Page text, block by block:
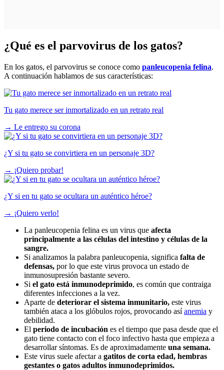
¿Qué es el parvovirus de los gatos?
En los gatos, el parvovirus se conoce como panleucopenia felina.
A continuación hablamos de sus características:
Tu gato merece ser inmortalizado en un retrato real
→ Le entrego su corona
¿Y si tu gato se convirtiera en un personaje 3D?
→ ¡Quiero probar!
¿Y si en tu gato se ocultara un auténtico héroe?
→ ¡Quiero verlo!
La panleucopenia felina es un virus que afecta
principalmente a las células del intestino y células de la
sangre.
Si analizamos la palabra panleucopenia, significa falta de
defensas, por lo que este virus provoca un estado de
inmunosupresión bastante severo.
Si el gato está inmunodeprimido, es común que contraiga
diferentes infecciones a la vez.
Aparte de deteriorar el sistema inmunitario, este virus
también ataca a los glóbulos rojos, provocando asíanemia y
debilidad.
El periodo de incubación es el tiempo que pasa desde que el
gato tiene contacto con el foco infectivo hasta que empieza a
desarrollar síntomas. Es de aproximadamente una semana.
Este virus suele afectar a gatitos de corta edad, hembras
gestantes o gatos adultos inmunodeprimidos.